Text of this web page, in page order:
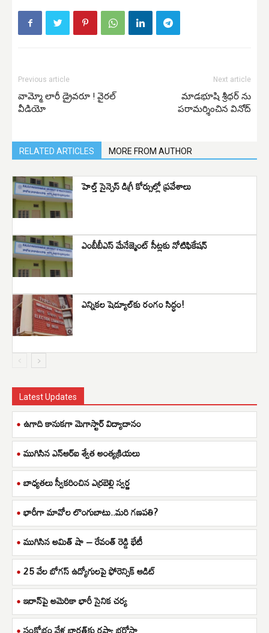
Previous article
వామ్మో లారీ డ్రైవరూ ! వైరల్
వీడియో
Next article
మాడభూషి శ్రీధర్ ను
పరామర్శించిన వినోద్
RELATED ARTICLES MORE FROM AUTHOR
హెల్త్ సైన్సెస్ డిగ్రీ కోర్సుల్లో ప్రవేశాలు
ఎంబీబీఎస్ మేనేజ్మెంట్ సీట్లకు నోటిఫికేషన్
ఎన్నికల షెడ్యూల్‌కు రంగం సిద్ధం!
Latest Updates
ఉగాది కానుకగా మెగాస్టార్ విద్యాదానం
ముగిసిన ఎన్ఆర్ఐ శ్వేత అంత్యక్రియలు
బాధ్యతలు స్వీకరించిన ఎర్రబెల్లి స్వర్ణ
భారీగా మావోల లొంగుబాటు..మరి గణపతి?
ముగిసిన అమిత్ షా – రేవంత్ రెడ్డి భేటీ
25 వేల బోగస్ ఉద్యోగులపై ఫోరెన్సిక్ ఆడిట్
ఇరాన్‌పై అమెరికా భారీ సైనిక చర్య